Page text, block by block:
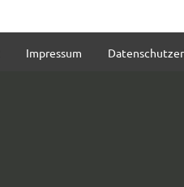
Impressum